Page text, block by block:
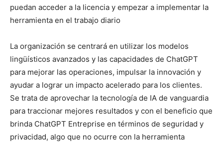
puedan acceder a la licencia y empezar a implementar la
herramienta en el trabajo diario
La organización se centrará en utilizar los modelos
lingüísticos avanzados y las capacidades de ChatGPT
para mejorar las operaciones, impulsar la innovación y
ayudar a lograr un impacto acelerado para los clientes.
Se trata de aprovechar la tecnología de IA de vanguardia
para traccionar mejores resultados y con el beneficio que
brinda ChatGPT Entreprise en términos de seguridad y
privacidad, algo que no ocurre con la herramienta